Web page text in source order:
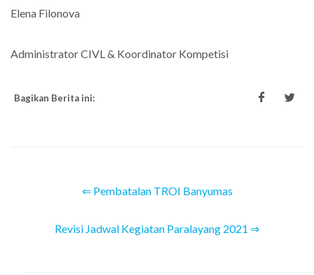
Elena Filonova
Administrator CIVL & Koordinator Kompetisi
Bagikan Berita ini:
⇐ Pembatalan TROI Banyumas
Revisi Jadwal Kegiatan Paralayang 2021 ⇒